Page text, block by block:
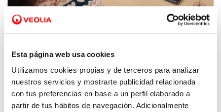
Esta página web usa cookies
Utilizamos cookies propias y de terceros para analizar
nuestros servicios y mostrarte publicidad relacionada
con tus preferencias en base a un perfil elaborado a
partir de tus hábitos de navegación. Adicionalmente
28 AGO 2023
Hidraqua y sus empresas participadas
apuestan por la atención multicanal
adaptada para la ciudadanía